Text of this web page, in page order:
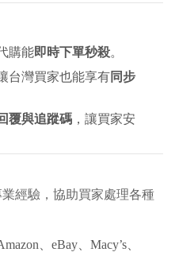
購能即時下單秒殺。
台灣買家也能享有同步
覆與追蹤碼，讓買家安
經驗，協助買家處理各種
、eBay、Macy’s、